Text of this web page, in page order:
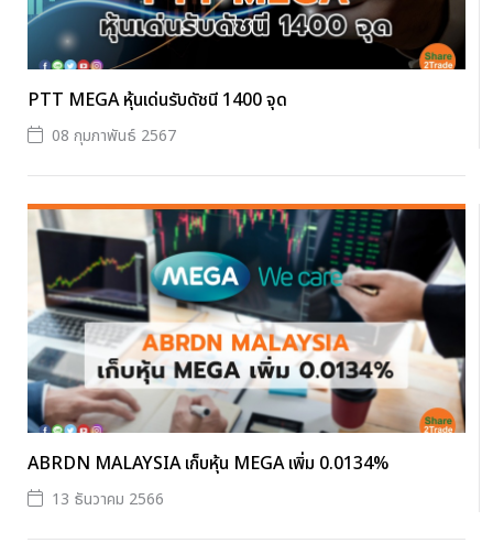
PTT MEGA หุ้นเด่นรับดัชนี 1400 จุด
08 กุมภาพันธ์ 2567
ABRDN MALAYSIA เก็บหุ้น MEGA เพิ่ม 0.0134%
13 ธันวาคม 2566